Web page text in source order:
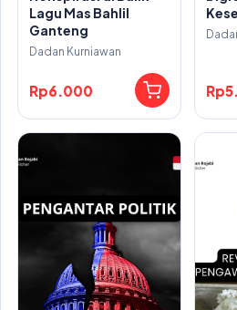
Lagu Mas Bahlil
Ganteng
Dadan Kurniawan
Rp6.000